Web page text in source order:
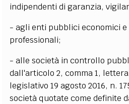
indipendenti di garanzia,
- agli enti pubblici economici
professionali;
- alle società in controllo
dall'articolo 2, comma 1,
legislativo 19 agosto 2016, n.
società quotate come definite